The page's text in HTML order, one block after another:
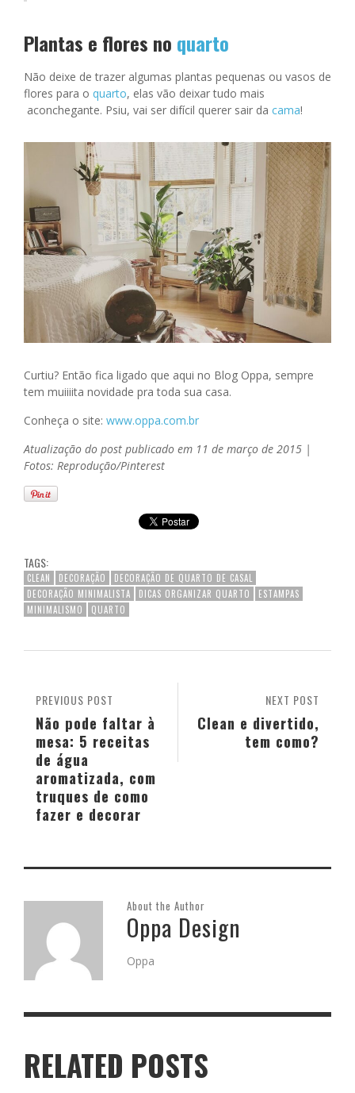
Plantas e flores no quarto
Não deixe de trazer algumas plantas pequenas ou vasos de
flores para o quarto, elas vão deixar tudo mais
aconchegante. Psiu, vai ser difícil querer sair da cama!
Curtiu? Então fica ligado que aqui no Blog Oppa, sempre
tem muiiiita novidade pra toda sua casa.
Conheça o site: www.oppa.com.br
Atualização do post publicado em 11 de março de 2015 |
Fotos: Reprodução/Pinterest
TAGS:
CLEAN DECORAÇÃO
DECORAÇÃO DE QUARTO DE CASAL
DECORAÇÃO MINIMALISTA
DICAS ORGANIZAR QUARTO
ESTAMPAS
MINIMALISMO
QUARTO
NEXT POST
Clean e divertido,
tem como?
PREVIOUS POST
Não pode faltar à
mesa: 5 receitas
de água
aromatizada, com
truques de como
fazer e decorar
About the Author
Oppa Design
Oppa
RELATED POSTS